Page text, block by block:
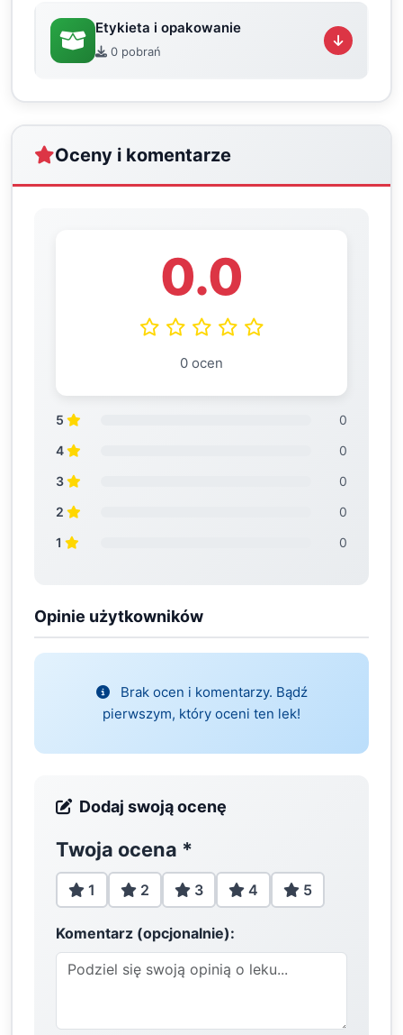
Etykieta i opakowanie
0 pobrań
Oceny i komentarze
0.0
0 ocen
5
0
4
0
3
0
2
0
1
0
Opinie użytkowników
Brak ocen i komentarzy. Bądź
pierwszym, który oceni ten lek!
Dodaj swoją ocenę
Twoja ocena *
1 2 3 4 5
Komentarz (opcjonalnie):